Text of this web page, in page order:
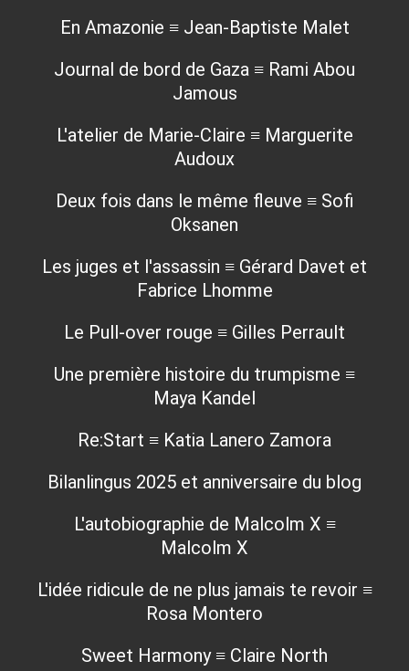
En Amazonie ≡ Jean-Baptiste Malet
Journal de bord de Gaza ≡ Rami Abou
Jamous
L'atelier de Marie-Claire ≡ Marguerite
Audoux
Deux fois dans le même fleuve ≡ Sofi
Oksanen
Les juges et l'assassin ≡ Gérard Davet et
Fabrice Lhomme
Le Pull-over rouge ≡ Gilles Perrault
Une première histoire du trumpisme ≡
Maya Kandel
Re:Start ≡ Katia Lanero Zamora
Bilanlingus 2025 et anniversaire du blog
L'autobiographie de Malcolm X ≡
Malcolm X
L'idée ridicule de ne plus jamais te revoir ≡
Rosa Montero
Sweet Harmony ≡ Claire North